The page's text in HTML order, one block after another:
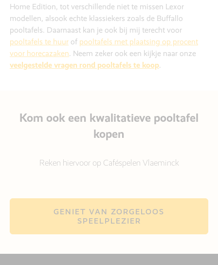
Home Edition, tot verschillende niet te missen Lexor
modellen, alsook echte klassiekers zoals de Buffallo
pooltafels. Daarnaast kan je ook bij mij terecht voor
pooltafels te huur of pooltafels met plaatsing op procent
voor horecazaken. Neem zeker ook een kijkje naar onze
veelgestelde vragen rond pooltafels te koop.
Kom ook een kwalitatieve pooltafel
kopen
Reken hiervoor op Caféspelen Vlaeminck
GENIET VAN ZORGELOOS
SPEELPLEZIER